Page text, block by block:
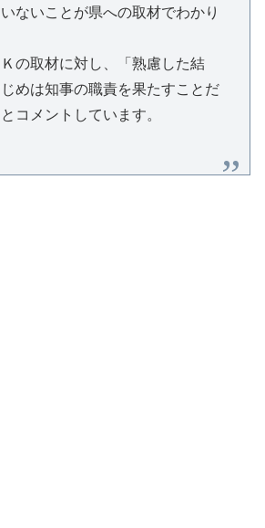
ないことが県への取材でわかり
の取材に対し、「熟慮した結
めは知事の職責を果たすことだ
コメントしています。